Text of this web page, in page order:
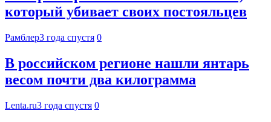
который убивает своих постояльцев
Рамблер3 года спустя 0
В российском регионе нашли янтарь
весом почти два килограмма
Lenta.ru3 года спустя 0